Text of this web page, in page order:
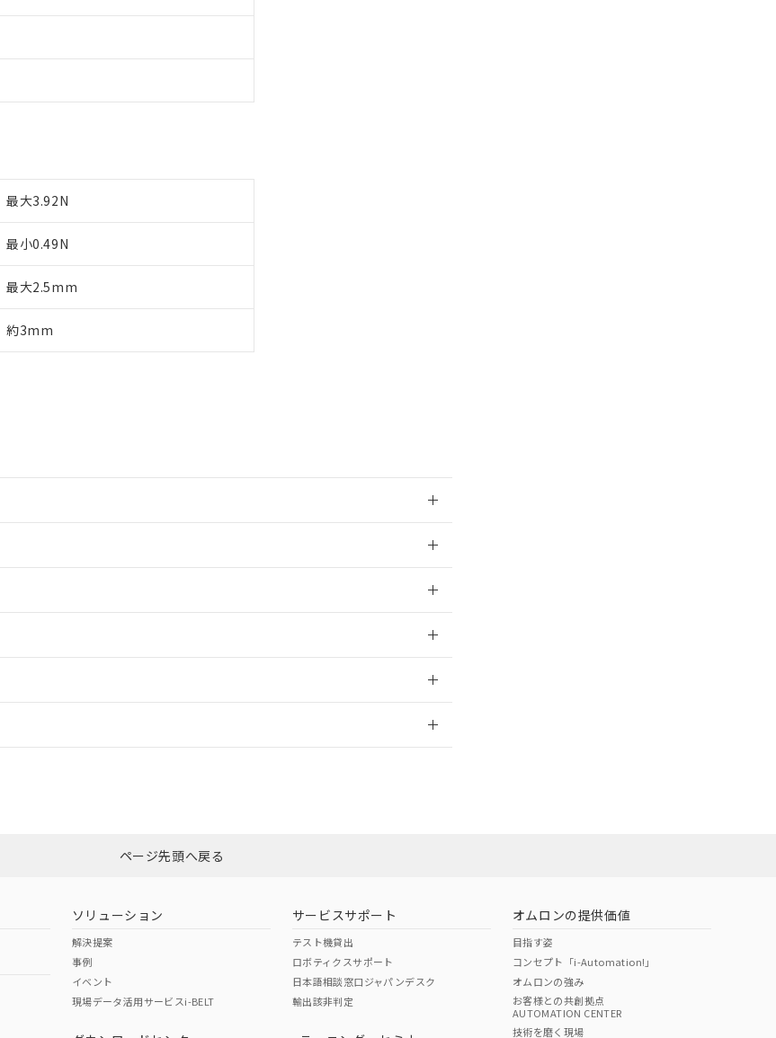
最大3.92N
最小0.49N
最大2.5mm
約3mm
ダウンロードはこちら
（日本
（アメリカ
ページ先頭へ戻る
ソリューション
解決提案
事例
イベント
現場データ活用サービスi-BELT
サービスサポート
テスト機貸出
ロボティクスサポート
日本語相談窓口ジャパンデスク
輸出該非判定
オムロンの提供価値
目指す姿
コンセプト「i-Automation!」
オムロンの強み
お客様との共創拠点
AUTOMATION CENTER
技術を磨く現場